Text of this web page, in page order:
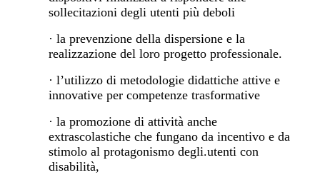
sollecitazioni degli utenti più deboli
· la prevenzione della dispersione e la
realizzazione del loro progetto professionale.
· l’utilizzo di metodologie didattiche attive e
innovative per competenze trasformative
· la promozione di attività anche
extrascolastiche che fungano da incentivo e da
stimolo al protagonismo degli.utenti con
disabilità,